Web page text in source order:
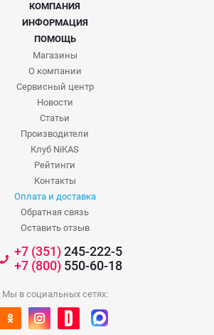
КОМПАНИЯ
ИНФОРМАЦИЯ
ПОМОЩЬ
Магазины
О компании
Сервисный центр
Новости
Статьи
Производители
Клуб NiKAS
Рейтинги
Контакты
Оплата и доставка
Обратная связь
Оставить отзыв
+7 (351)245-222-5
+7 (800)550-60-18
Мы в социальных сетях: